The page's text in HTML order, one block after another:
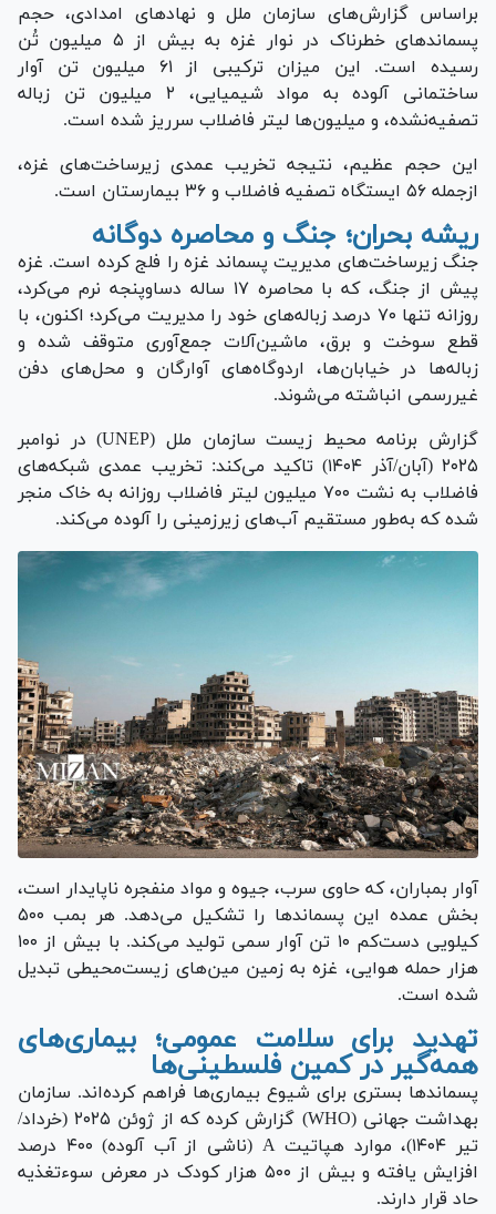
براساس گزارش‌های سازمان ملل و نهاد‌های امدادی، حجم
پسماند‌های خطرناک در نوار غزه به بیش از ۵ میلیون تُن
رسیده است. این میزان ترکیبی از ۶۱ میلیون تن آوار
ساختمانی آلوده به مواد شیمیایی، ۲ میلیون تن زباله
تصفیه‌نشده، و میلیون‌ها لیتر فاضلاب سرریز شده است.
این حجم عظیم، نتیجه تخریب عمدی زیرساخت‌های غزه،
ازجمله ۵۶ ایستگاه تصفیه فاضلاب و ۳۶ بیمارستان است.
ریشه بحران؛ جنگ و محاصره دوگانه
جنگ زیرساخت‌های مدیریت پسماند غزه را فلج کرده است. غزه
پیش از جنگ، که با محاصره ۱۷ ساله دسا‌وپنجه نرم می‌کرد،
روزانه تنها ۷۰ درصد زباله‌های خود را مدیریت می‌کرد؛ اکنون، با
قطع سوخت و برق، ماشین‌آلات جمع‌آوری متوقف شده و
زباله‌ها در خیابان‌ها، اردوگاه‌های آوارگان و محل‌های دفن
غیررسمی انباشته می‌شوند.
گزارش برنامه محیط زیست سازمان ملل (UNEP) در نوامبر
۲۰۲۵ (آبان/آذر ۱۴۰۴) تاکید می‌کند: تخریب عمدی شبکه‌های
فاضلاب به نشت ۷۰۰ میلیون لیتر فاضلاب روزانه به خاک منجر
شده که به‌طور مستقیم آب‌های زیرزمینی را آلوده می‌کند.
آوار بمباران، که حاوی سرب، جیوه و مواد منفجره ناپایدار است،
بخش عمده این پسماند‌ها را تشکیل می‌دهد. هر بمب ۵۰۰
کیلویی دست‌کم ۱۰ تن آوار سمی تولید می‌کند. با بیش از ۱۰۰
هزار حمله هوایی، غزه به زمین مین‌های زیست‌محیطی تبدیل
شده است.
تهدید برای سلامت عمومی؛ بیماری‌های
همه‌گیر در کمین فلسطینی‌ها
پسماند‌ها بستری برای شیوع بیماری‌ها فراهم کرده‌اند. سازمان
بهداشت جهانی (WHO) گزارش کرده که از ژوئن ۲۰۲۵ (خرداد/
تیر ۱۴۰۴)، موارد هپاتیت A (ناشی از آب آلوده) ۴۰۰ درصد
افزایش یافته و بیش از ۵۰۰ هزار کودک در معرض سوءتغذیه
حاد قرار دارند.